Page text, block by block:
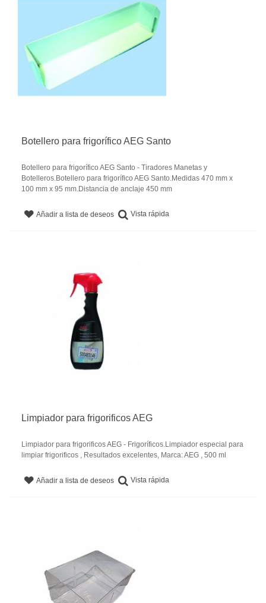
Botellero para frigorífico AEG Santo
Botellero para frigorífico AEG Santo - Tiradores Manetas y
Botelleros.Botellero para frigorífico AEG Santo.Medidas 470 mm x
100 mm x 95 mm.Distancia de anclaje 450 mm
Añadir a lista de deseos Vista rápida
Limpiador para frigorificos AEG
Limpiador para frigorificos AEG - Frigoríficos.Limpiador especial para
limpiar frigorificos , Resultados excelentes, Marca: AEG , 500 ml
Añadir a lista de deseos Vista rápida